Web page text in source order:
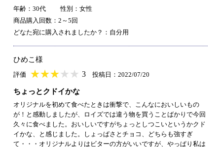
年齢：30代
性別：女性
商品購入回数：2～5回
どなた宛に購入されましたか？：自分用
ひめこ様
評価 ★★★★★
★★★★★ 3 投稿日：2022/07/20
ちょっとクドイかな
オリジナルを初めて食べたときは衝撃で、こんなにおいしいもの
が！と感動しましたが、ロイズでは違う物を買うことばかりで今回
久々に食べました。おいしいですがちょっとしつこいというかクド
イかな、と感じました。しょっぱさとチョコ、どちらも強すぎ
て・・・オリジナルよりはビターの方がいいですが、やっぱり私は